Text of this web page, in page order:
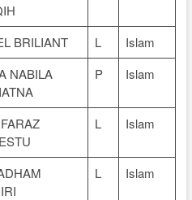
BRILIANT L
Islam
NABILA
P Islam
L Islam
L Islam